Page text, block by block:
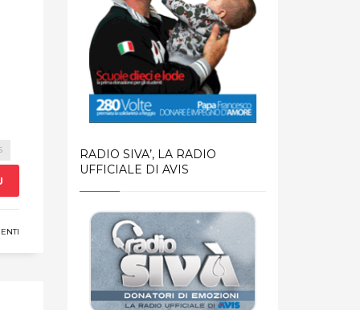
RADIO SIVA’, LA RADIO
UFFICIALE DI AVIS